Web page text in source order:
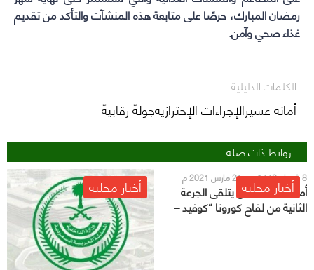
رمضان المبارك، حرصًا على متابعة هذه المنشآت والتأكد من تقديم
غذاء صحي وآمن.
الكلمات الدليلية
أمانة عسيرالإجراءات الإحترازيةجولةً رقابيةً
روابط ذات صلة
أخبار محلية 8 شعبان 1442 هـ - 21 مارس 2021 م
أمير منطقة حائل يتلقى الجرعة
الثانية من لقاح كورونا “كوفيد –
أخبار محلية